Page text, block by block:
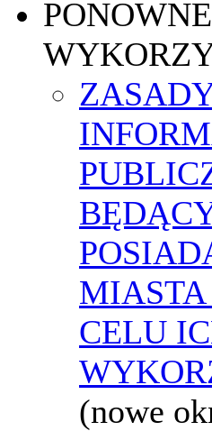
PONOWNE
MIASTA
CELU
(nowe